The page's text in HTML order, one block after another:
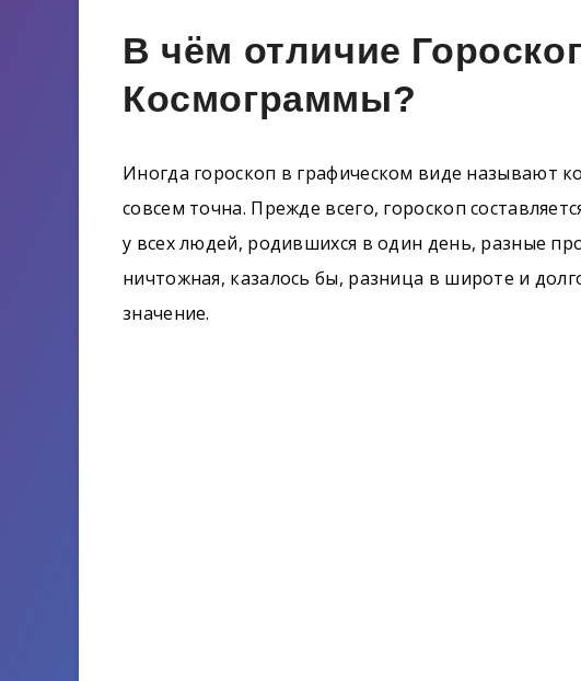
В чём отличие
Космограммы?
Иногда гороскоп в графическом виде называют
совсем точна. Прежде всего, гороскоп
у всех людей, родившихся в один день, разные
ничтожная, казалось бы, разница в широте и
значение.